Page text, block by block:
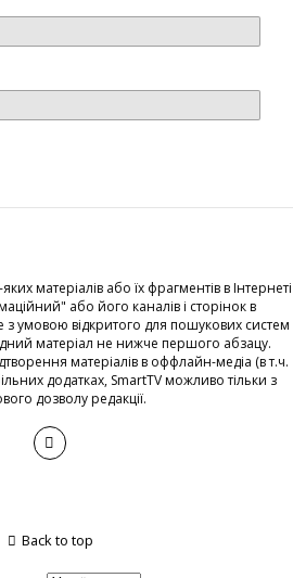
матеріалів або їх фрагментів в Інтернеті
або його каналів і сторінок в
умовою відкритого для пошукових систем
матеріал не нижче першого абзацу.
матеріалів в оффлайн-медіа (в т.ч.
додатках, SmartTV можливо тільки з
дозволу редакції.
Back to top